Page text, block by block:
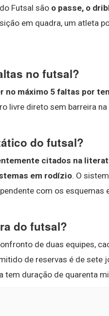
Futsal são o passe, o
em quadra, um atleta
no futsal?
no máximo 5 faltas por
livre direto sem barreira
do futsal?
citados na
em rodízio. O
com os esquemas
do futsal?
de duas equipes,
de reservas é de sete
tem duração de quarenta